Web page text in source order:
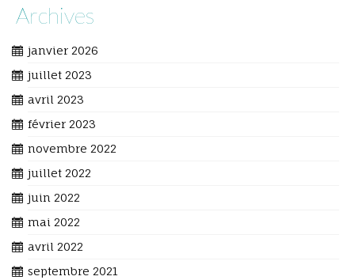
Archives
janvier 2026
juillet 2023
avril 2023
février 2023
novembre 2022
juillet 2022
juin 2022
mai 2022
avril 2022
septembre 2021